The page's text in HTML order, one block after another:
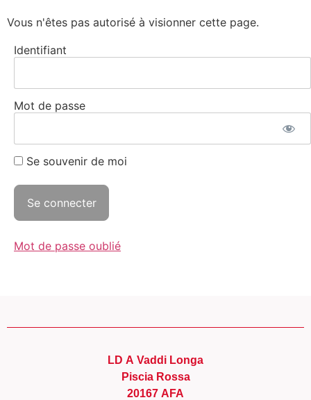
Vous n'êtes pas autorisé à visionner cette page.
Identifiant
Mot de passe
Se souvenir de moi
Mot de passe oublié
LD A Vaddi Longa
Piscia Rossa
20167 AFA